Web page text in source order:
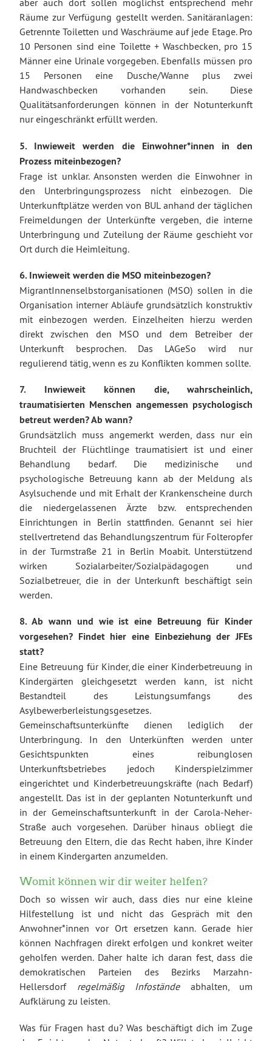
aber auch dort sollen möglichst entsprechend mehr
Räume zur Verfügung gestellt werden. Sanitäranlagen:
Getrennte Toiletten und Waschräume auf jede Etage. Pro
10 Personen sind eine Toilette + Waschbecken, pro 15
Männer eine Urinale vorgegeben. Ebenfalls müssen pro
15 Personen eine Dusche/Wanne plus zwei
Handwaschbecken vorhanden sein. Diese
Qualitätsanforderungen können in der Notunterkunft
nur eingeschränkt erfüllt werden.
5. Inwieweit werden die Einwohner*innen in den
Prozess miteinbezogen?
Frage ist unklar. Ansonsten werden die Einwohner in
den Unterbringungsprozess nicht einbezogen. Die
Unterkunftplätze werden von BUL anhand der täglichen
Freimeldungen der Unterkünfte vergeben, die interne
Unterbringung und Zuteilung der Räume geschieht vor
Ort durch die Heimleitung.
6. Inwieweit werden die MSO miteinbezogen?
MigrantInnenselbstorganisationen (MSO) sollen in die
Organisation interner Abläufe grundsätzlich konstruktiv
mit einbezogen werden. Einzelheiten hierzu werden
direkt zwischen den MSO und dem Betreiber der
Unterkunft besprochen. Das LAGeSo wird nur
regulierend tätig, wenn es zu Konflikten kommen sollte.
7. Inwieweit können die, wahrscheinlich,
traumatisierten Menschen angemessen psychologisch
betreut werden? Ab wann?
Grundsätzlich muss angemerkt werden, dass nur ein
Bruchteil der Flüchtlinge traumatisiert ist und einer
Behandlung bedarf. Die medizinische und
psychologische Betreuung kann ab der Meldung als
Asylsuchende und mit Erhalt der Krankenscheine durch
die niedergelassenen Ärzte bzw. entsprechenden
Einrichtungen in Berlin stattfinden. Genannt sei hier
stellvertretend das Behandlungszentrum für Folteropfer
in der Turmstraße 21 in Berlin Moabit. Unterstützend
wirken Sozialarbeiter/Sozialpädagogen und
Sozialbetreuer, die in der Unterkunft beschäftigt sein
werden.
8. Ab wann und wie ist eine Betreuung für Kinder
vorgesehen? Findet hier eine Einbeziehung der JFEs
statt?
Eine Betreuung für Kinder, die einer Kinderbetreuung in
Kindergärten gleichgesetzt werden kann, ist nicht
Bestandteil des Leistungsumfangs des
Asylbewerberleistungsgesetzes.
Gemeinschaftsunterkünfte dienen lediglich der
Unterbringung. In den Unterkünften werden unter
Gesichtspunkten eines reibunglosen
Unterkunftsbetriebes jedoch Kinderspielzimmer
eingerichtet und Kinderbetreuungskräfte (nach Bedarf)
angestellt. Das ist in der geplanten Notunterkunft und
in der Gemeinschaftsunterkunft in der Carola-Neher-
Straße auch vorgesehen. Darüber hinaus obliegt die
Betreuung den Eltern, die das Recht haben, ihre Kinder
in einem Kindergarten anzumelden.
Womit können wir dir weiter helfen?
Doch so wissen wir auch, dass dies nur eine kleine
Hilfestellung ist und nicht das Gespräch mit den
Anwohner*innen vor Ort ersetzen kann. Gerade hier
können Nachfragen direkt erfolgen und konkret weiter
geholfen werden. Daher halte ich daran fest, dass die
demokratischen Parteien des Bezirks Marzahn-
Hellersdorfregelmäßig Infoständeabhalten, um
Aufklärung zu leisten.
Was für Fragen hast du? Was beschäftigt dich im Zuge